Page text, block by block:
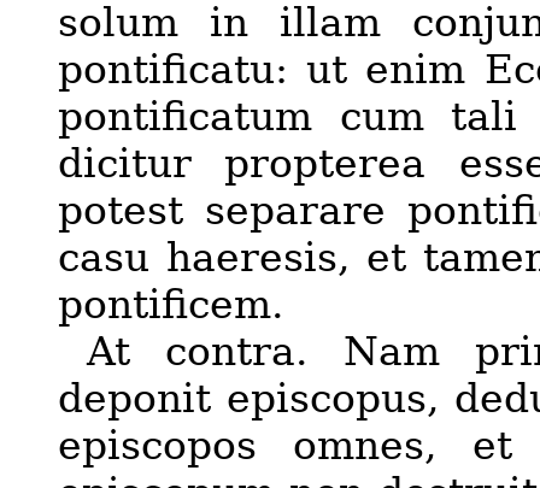
solum in illam
pontificatu: ut enim
pontificatum cum
dicitur propterea
potest separare
casu haeresis, et
pontificem.
At contra. Nam
deponit episcopus,
episcopos omnes,